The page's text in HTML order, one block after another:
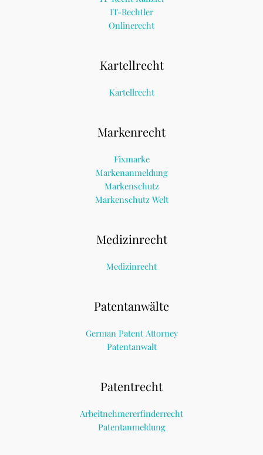
IT-Rechtler
Onlinerecht
Kartellrecht
Kartellrecht
Markenrecht
Fixmarke
Markenanmeldung
Markenschutz
Markenschutz Welt
Medizinrecht
Medizinrecht
Patentanwälte
German Patent Attorney
Patentanwalt
Patentrecht
Arbeitnehmererfinderrecht
Patentanmeldung